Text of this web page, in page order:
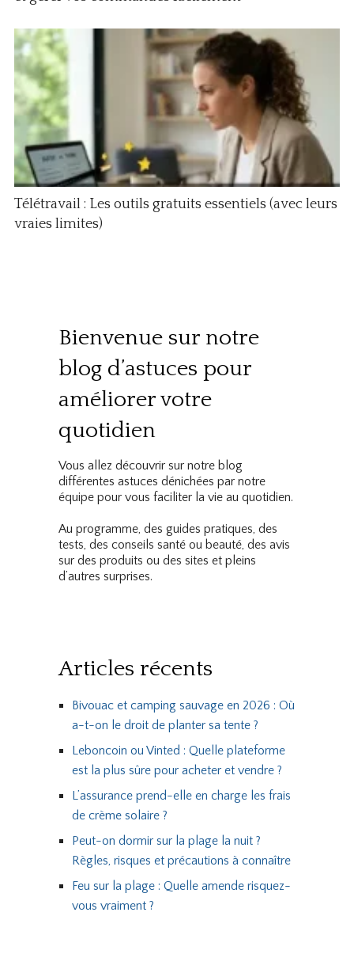
Télétravail : Les outils gratuits essentiels (avec leurs
vraies limites)
Bienvenue sur notre
blog d’astuces pour
améliorer votre
quotidien
Vous allez découvrir sur notre blog
différentes astuces dénichées par notre
équipe pour vous faciliter la vie au quotidien.
Au programme, des guides pratiques, des
tests, des conseils santé ou beauté, des avis
sur des produits ou des sites et pleins
d’autres surprises.
Articles récents
Bivouac et camping sauvage en 2026 : Où
a-t-on le droit de planter sa tente ?
Leboncoin ou Vinted : Quelle plateforme
est la plus sûre pour acheter et vendre ?
L’assurance prend-elle en charge les frais
de crème solaire ?
Peut-on dormir sur la plage la nuit ?
Règles, risques et précautions à connaître
Feu sur la plage : Quelle amende risquez-
vous vraiment ?